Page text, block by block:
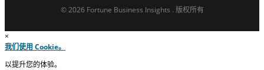
© 2026 Fortune Business Insights . 版权所有
×
我们使用 Cookie。
以提升您的体验。